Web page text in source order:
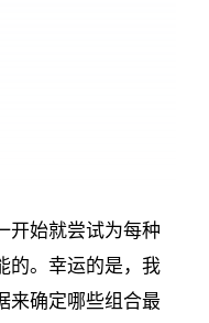
开始就尝试为每种
的。幸运的是，我
来确定哪些组合最